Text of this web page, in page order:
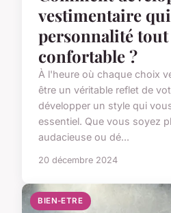
vestimentaire
personnalité tout
confortable ?
À l'heure où chaque choix
être un véritable reflet de
développer un style qui
essentiel. Que vous soyez
audacieuse ou dé...
20 décembre 2024
BIEN-ETRE